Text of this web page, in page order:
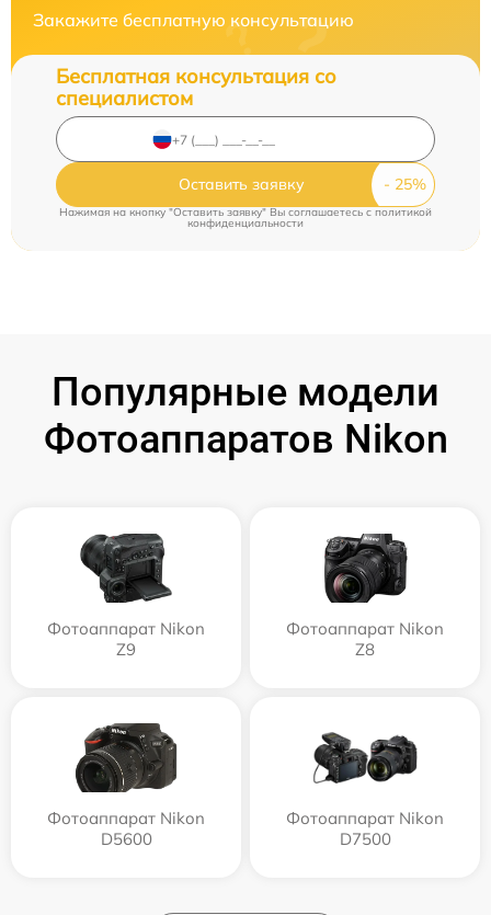
Закажите бесплатную консультацию
Бесплатная консультация со
специалистом
Оставить заявку
Нажимая на кнопку "Оставить заявку" Вы соглашаетесь cполитикой
конфиденциальности
Популярные модели
Фотоаппаратов Nikon
Фотоаппарат Nikon
Z9
Фотоаппарат Nikon
Z8
Фотоаппарат Nikon
D5600
Фотоаппарат Nikon
D7500